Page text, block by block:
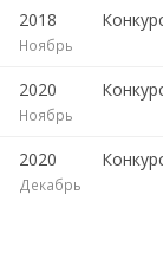
2018
Ноябрь
2020
Ноябрь
2020
Декабрь